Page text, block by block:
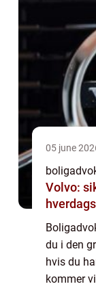
05 june
Volvo:
du i den
hvis du
kommer